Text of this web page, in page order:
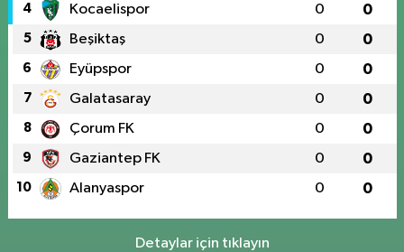
4 Kocaelispor 0 0
5 Beşiktaş 0 0
6 Eyüpspor 0 0
7 Galatasaray 0 0
8 Çorum FK 0 0
9 Gaziantep FK 0 0
10 Alanyaspor 0 0
Detaylar için tıklayın